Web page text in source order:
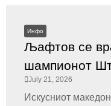
Инфо
Љафтов се
шампионот
July 21, 2026
Искусниот